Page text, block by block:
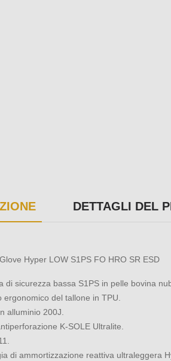
DETTAGLI DEL
Hyper LOW S1PS FO HRO SR ESD
di sicurezza bassa S1PS in pelle bovina
ergonomico del tallone in TPU.
alluminio 200J.
K-SOLE Ultralite.
di ammortizzazione reattiva ultraleggera